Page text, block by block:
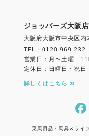
ジョッパーズ大阪店
大阪府大阪市中央区
TEL：0120-969-232
営業日：月〜土曜 11
定休日：日曜日・祝日
詳しくはこちら
乗馬用品・馬具＆ラ